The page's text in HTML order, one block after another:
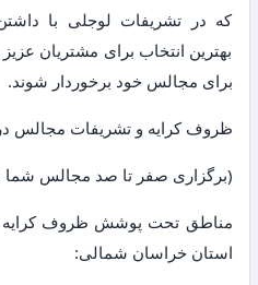
که در تشریفات لوجلی با
بهترین انتخاب برای مشتریان
برای مجالس خود برخوردار شوند.
ظروف کرایه و تشریفات مجالس
(برگزاری صفر تا صد مجالس شما
مناطق تحت پوشش ظروف کرایه
استان خراسان شمالی: